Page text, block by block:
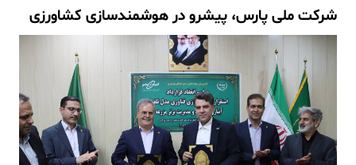
شرکت ملی پارس، پیشرو در هوشمندسازی کشاورزی